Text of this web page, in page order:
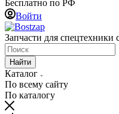
Бесплатно по РФ
Войти
Запчасти для спецтехники
Найти
Каталог
По всему сайту
По каталогу